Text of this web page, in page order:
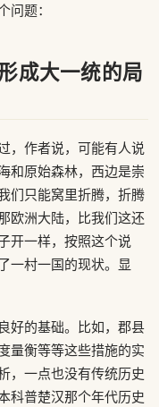
题：
成大一统的局
，作者说，可能有人说
和原始森林，西边是崇
们只能窝里折腾，折腾
欧洲大陆，比我们这还
开一样，按照这个说
一村一国的现状。显
好的基础。比如，郡县
量衡等等这些措施的实
，一点也没有传统历史
科普楚汉那个年代历史